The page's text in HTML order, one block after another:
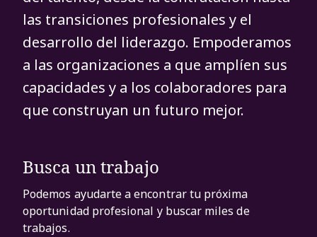
las transiciones profesionales y el
desarrollo del liderazgo. Empoderamos
a las organizaciones a que amplíen sus
capacidades y a los colaboradores para
que construyan un futuro mejor.
Busca un trabajo
Podemos ayudarte a encontrar tu próxima
oportunidad profesional y buscar miles de
trabajos.